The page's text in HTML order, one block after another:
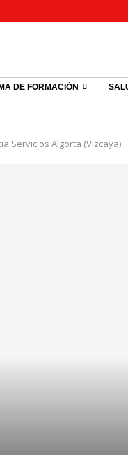
DE FORMACIÓN
Servicios Algorta (Vizcaya)